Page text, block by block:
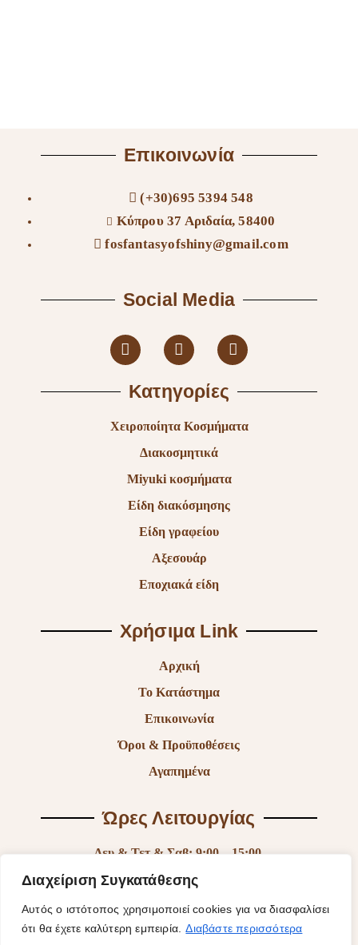
Διαχείριση Συγκατάθεσης
Αυτός ο ιστότοπος χρησιμοποιεί cookies για να διασφαλίσει
ότι θα έχετε καλύτερη εμπειρία. Διαβάστε περισσότερα
Επικοινωνία
(+30)695 5394 548
Κύπρου 37 Αριδαία, 58400
fosfantasyofshiny@gmail.com
Social Media
Κατηγορίες
Χειροποίητα Κοσμήματα
Διακοσμητικά
Miyuki κοσμήματα
Είδη διακόσμησης
Είδη γραφείου
Αξεσουάρ
Εποχιακά είδη
Χρήσιμα Link
Αρχική
Το Κατάστημα
Επικοινωνία
Όροι & Προϋποθέσεις
Αγαπημένα
Ώρες Λειτουργίας
Δευ & Τετ & Σαβ: 9:00 – 15:00
Τρι & Παρ: 9:00 – 14:30 & 17:30-21:00
Πεμ: 9:00-18:00
Κυρ: Κλειστά